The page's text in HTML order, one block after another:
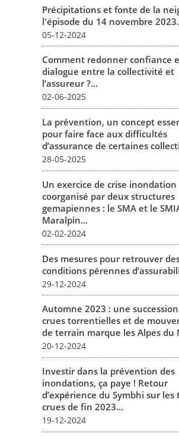
Précipitations et fonte de la
l'épisode du 14 novembre
05-12-2024
Comment redonner confiance
dialogue entre la collectivité et
l’assureur ?...
02-06-2025
La prévention, un concept
pour faire face aux difficultés
d’assurance de certaines
28-05-2025
Un exercice de crise inondation
coorganisé par deux structures
gemapiennes : le SMA et le
Maralpin...
02-02-2024
Des mesures pour retrouver
conditions pérennes
29-12-2024
Automne 2023 : une
crues torrentielles et de
de terrain marque les Alpes du
20-12-2024
Investir dans la prévention des
inondations, ça paye ! Retour
d’expérience du Symbhi sur les
crues de fin 2023...
19-12-2024